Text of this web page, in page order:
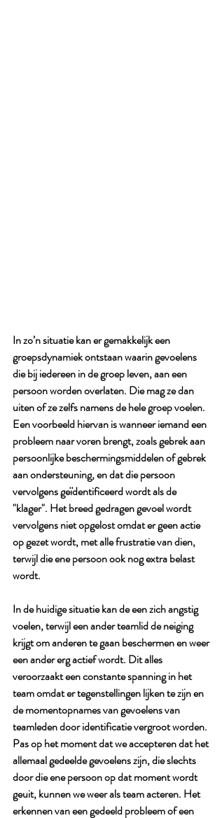
In zo’n situatie kan er gemakkelijk een
groepsdynamiek ontstaan waarin gevoelens
die bij iedereen in de groep leven, aan een
persoon worden overlaten. Die mag ze dan
uiten of ze zelfs namens de hele groep voelen.
Een voorbeeld hiervan is wanneer iemand een
probleem naar voren brengt, zoals gebrek aan
persoonlijke beschermingsmiddelen of gebrek
aan ondersteuning, en dat die persoon
vervolgens geïdentificeerd wordt als de
"klager". Het breed gedragen gevoel wordt
vervolgens niet opgelost omdat er geen actie
op gezet wordt, met alle frustratie van dien,
terwijl die ene persoon ook nog extra belast
wordt.
In de huidige situatie kan de een zich angstig
voelen, terwijl een ander teamlid de neiging
krijgt om anderen te gaan beschermen en weer
een ander erg actief wordt. Dit alles
veroorzaakt een constante spanning in het
team omdat er tegenstellingen lijken te zijn en
de momentopnames van gevoelens van
teamleden door identificatie vergroot worden.
Pas op het moment dat we accepteren dat het
allemaal gedeelde gevoelens zijn, die slechts
door die ene persoon op dat moment wordt
geuit, kunnen we weer als team acteren. Het
erkennen van een gedeeld probleem of een